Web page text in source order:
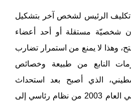
تكليف الرئيس لشخص آخر بتشكيل
شخصيّة مستقلة أو أحد أعضاء
وهذا لا يمنع من استمرار تضارب
النابع من طبيعة وخصائص
الذي أصبح بعد استحداث
منصب رئيس الحكومة في العام 2003 من نظام رئاسي إلى